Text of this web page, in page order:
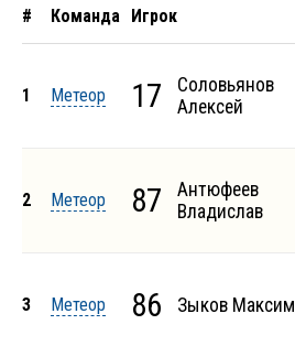
# Команда Игрок
1 Метеор 17
Соловьянов
Алексей
2 Метеор 87
Антюфеев
Владислав
3 Метеор 86 Зыков Максим